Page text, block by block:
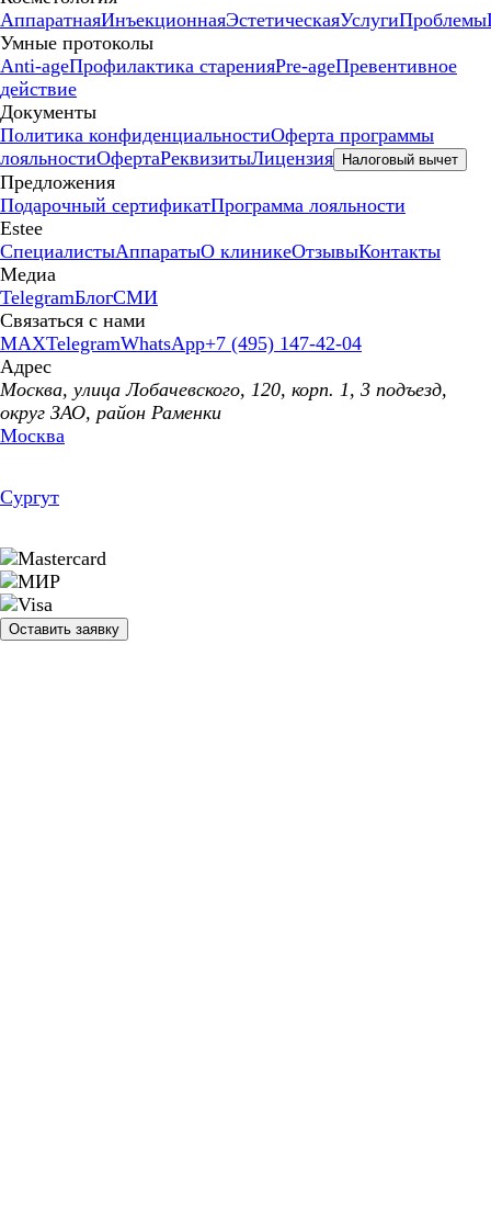
АппаратнаяИнъекционнаяЭстетическаяУслугиПроблемы
Умные протоколы
Anti-ageПрофилактика старенияPre-ageПревентивное
действие
Документы
Политика конфиденциальностиОферта программы
лояльностиОфертаРеквизитыЛицензия Налоговый вычет
Предложения
Подарочный сертификатПрограмма лояльности
Estee
СпециалистыАппаратыО клиникеОтзывыКонтакты
Медиа
TelegramБлогСМИ
Связаться с нами
MAXTelegramWhatsApp+7 (495) 147-42-04
Адрес
Москва, улица Лобачевского, 120, корп. 1, 3 подъезд,
округ ЗАО, район Раменки
Москва
Сургут
Оставить заявку